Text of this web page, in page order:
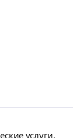
услуги.